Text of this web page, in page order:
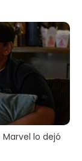
lo dejó